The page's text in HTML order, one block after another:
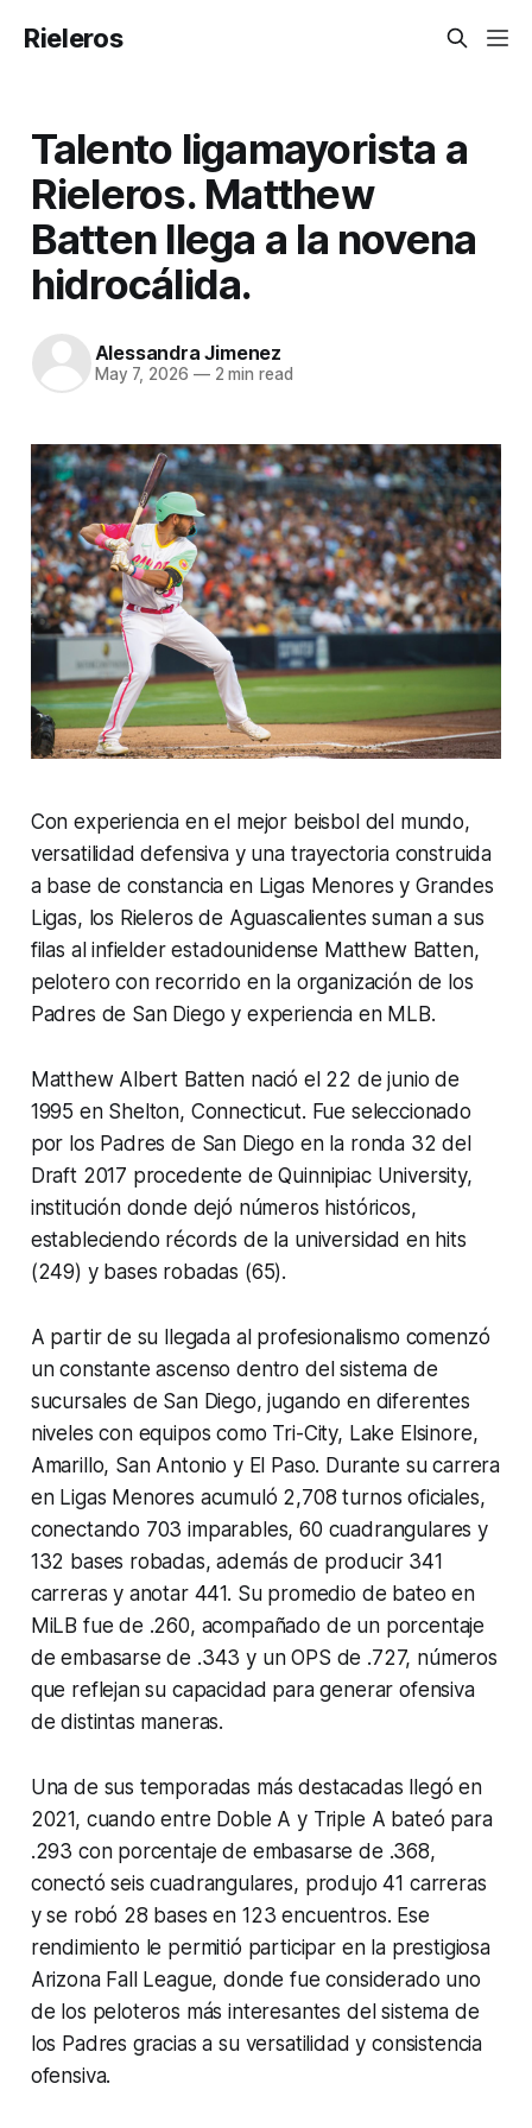
Rieleros
Talento ligamayorista a
Rieleros. Matthew
Batten llega a la novena
hidrocálida.
Alessandra Jimenez
May 7, 2026 —2 min read
Con experiencia en el mejor beisbol del mundo,
versatilidad defensiva y una trayectoria construida
a base de constancia en Ligas Menores y Grandes
Ligas, los Rieleros de Aguascalientes suman a sus
filas al infielder estadounidense Matthew Batten,
pelotero con recorrido en la organización de los
Padres de San Diego y experiencia en MLB.
Matthew Albert Batten nació el 22 de junio de
1995 en Shelton, Connecticut. Fue seleccionado
por los Padres de San Diego en la ronda 32 del
Draft 2017 procedente de Quinnipiac University,
institución donde dejó números históricos,
estableciendo récords de la universidad en hits
(249) y bases robadas (65).
A partir de su llegada al profesionalismo comenzó
un constante ascenso dentro del sistema de
sucursales de San Diego, jugando en diferentes
niveles con equipos como Tri-City, Lake Elsinore,
Amarillo, San Antonio y El Paso. Durante su carrera
en Ligas Menores acumuló 2,708 turnos oficiales,
conectando 703 imparables, 60 cuadrangulares y
132 bases robadas, además de producir 341
carreras y anotar 441. Su promedio de bateo en
MiLB fue de .260, acompañado de un porcentaje
de embasarse de .343 y un OPS de .727, números
que reflejan su capacidad para generar ofensiva
de distintas maneras.
Una de sus temporadas más destacadas llegó en
2021, cuando entre Doble A y Triple A bateó para
.293 con porcentaje de embasarse de .368,
conectó seis cuadrangulares, produjo 41 carreras
y se robó 28 bases en 123 encuentros. Ese
rendimiento le permitió participar en la prestigiosa
Arizona Fall League, donde fue considerado uno
de los peloteros más interesantes del sistema de
los Padres gracias a su versatilidad y consistencia
ofensiva.